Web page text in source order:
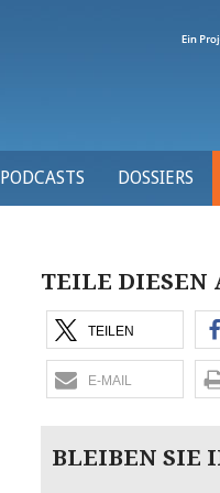
PODCASTS DOSSIERS
TEILE DIESEN
TEILEN
E-MAIL
BLEIBEN SIE